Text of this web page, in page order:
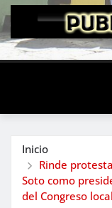
Inicio
Rinde
Soto como
del Congreso local